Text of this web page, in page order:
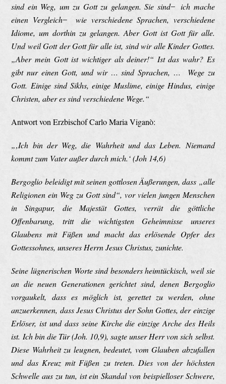
sind ein Weg, um zu Gott zu gelangen. Sie sind ̶ ich mache
einen Vergleich ̶ wie verschiedene Sprachen, verschiedene
Idiome, um dorthin zu gelangen. Aber Gott ist Gott für alle.
Und weil Gott der Gott für alle ist, sind wir alle Kinder Gottes.
„Aber mein Gott ist wichtiger als deiner!“ Ist das wahr? Es
gibt nur einen Gott, und wir … sind Sprachen, … Wege zu
Gott. Einige sind Sikhs, einige Muslime, einige Hindus, einige
Christen, aber es sind verschiedene Wege.“
Antwort von Erzbischof Carlo Maria Viganò:
„‚Ich bin der Weg, die Wahrheit und das Leben. Niemand
kommt zum Vater außer durch mich.‘ (Joh 14,6)
Bergoglio beleidigt mit seinen gottlosen Äußerungen, dass „alle
Religionen ein Weg zu Gott sind“, vor vielen jungen Menschen
in Singapur, die Majestät Gottes, verrät die göttliche
Offenbarung, tritt die wichtigsten Geheimnisse unseres
Glaubens mit Füßen und macht das erlösende Opfer des
Gottessohnes, unseres Herrn Jesus Christus, zunichte.
Seine lügnerischen Worte sind besonders heimtückisch, weil sie
an die neuen Generationen gerichtet sind, denen Bergoglio
vorgaukelt, dass es möglich ist, gerettet zu werden, ohne
anzuerkennen, dass Jesus Christus der Sohn Gottes, der einzige
Erlöser, ist und dass seine Kirche die einzige Arche des Heils
ist. Ich bin die Tür (Joh. 10,9), sagte unser Herr von sich selbst.
Diese Wahrheit zu leugnen, bedeutet, vom Glauben abzufallen
und das Kreuz mit Füßen zu treten. Dies von der höchsten
Schwelle aus zu tun, ist ein Skandal von beispielloser Schwere,